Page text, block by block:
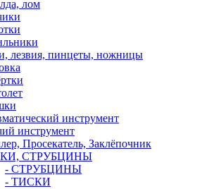
лом
лезвия, пинцеты, ножницы
инструмент
инструмент
Просекатель, Заклёпочник
СТРУБЦИНЫ
- СТРУБЦИНЫ
- ТИСКИ